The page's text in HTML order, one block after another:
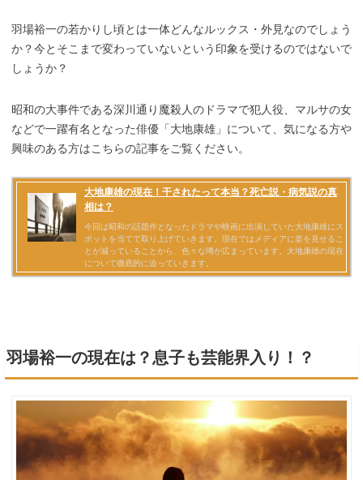
羽場裕一の若かりし頃とは一体どんなルックス・外見なのでしょう
か？今とそこまで変わっていないという印象を受けるのではないで
しょうか？
昭和の大事件である深川通り魔殺人のドラマで犯人役、マルサの女
などで一躍有名となった俳優「大地康雄」について、気になる方や
興味のある方はこちらの記事をご覧ください。
羽場裕一の現在は？息子も芸能界入り！？